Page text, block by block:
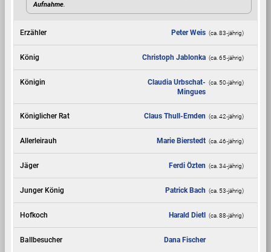
Aufnahme.
Erzähler Peter Weis (ca. 83‑jährig)
König Christoph Jablonka (ca. 65‑jährig)
Königin
Claudia Urbschat-
Mingues
(ca. 50‑jährig)
Königlicher Rat Claus Thull-Emden (ca. 42‑jährig)
Allerleirauh Marie Bierstedt (ca. 46‑jährig)
Jäger Ferdi Özten (ca. 34‑jährig)
Junger König Patrick Bach (ca. 53‑jährig)
Hofkoch Harald Dietl (ca. 88‑jährig)
Ballbesucher Dana Fischer